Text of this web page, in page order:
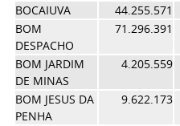
BOCAIUVA 44.255.571
BOM
DESPACHO
71.296.391
BOM JARDIM
DE MINAS
4.205.559
BOM JESUS DA
PENHA
9.622.173